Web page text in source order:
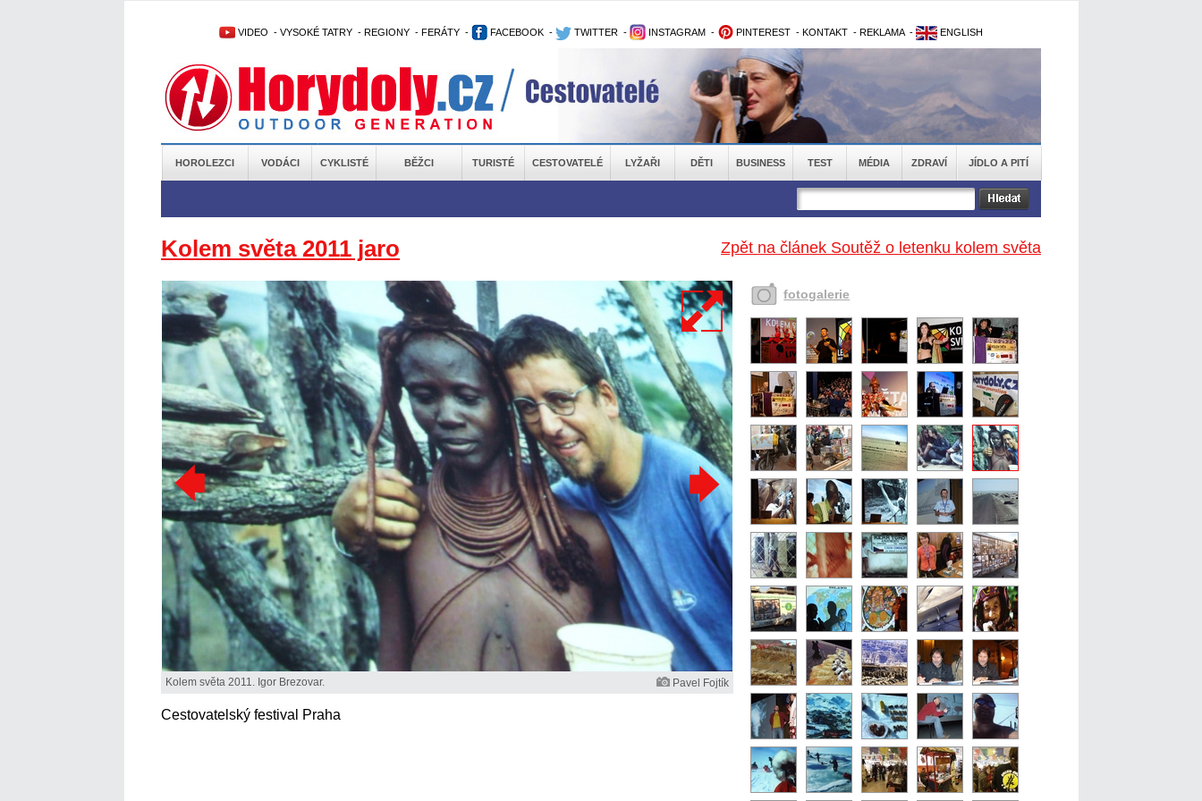
VIDEO - VYSOKÉ TATRY - REGIONY - FERÁTY - FACEBOOK - TWITTER - INSTAGRAM - PINTEREST - KONTAKT - REKLAMA - ENGLISH
HOROLEZCI VODÁCI CYKLISTÉ BĚŽCI TURISTÉ CESTOVATELÉ LYŽAŘI DĚTI BUSINESS TEST MÉDIA ZDRAVÍ JÍDLO A PITÍ
Zpět na článek Soutěž o letenku kolem světa
Kolem světa 2011 jaro
Kolem světa 2011. Igor Brezovar. Pavel Fojtík
Cestovatelský festival Praha
fotogalerie